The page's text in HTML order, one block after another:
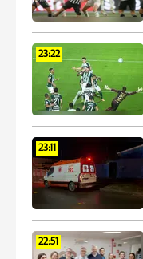
23:22
23:11
22:51